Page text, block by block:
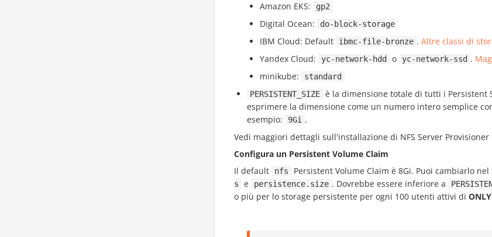
Amazon EKS:
gp2
Digital Ocean: do-block-storage
IBM Cloud: Default ibmc-file-bronze . Altre classi di
Yandex Cloud:
yc-network-hdd o yc-network-ssd .
minikube:
standard
PERSISTENT_SIZE è la dimensione totale di tutti i Persistent
esprimere la dimensione come un numero intero semplice
esempio:
9Gi .
Vedi maggiori dettagli sull'installazione di NFS Server
Configura un Persistent Volume Claim
Il default
nfs Persistent Volume Claim è 8Gi. Puoi cambiarlo nel
s
e persistence.size . Dovrebbe essere inferiore a
o più per lo storage persistente per ogni 100 utenti attivi di